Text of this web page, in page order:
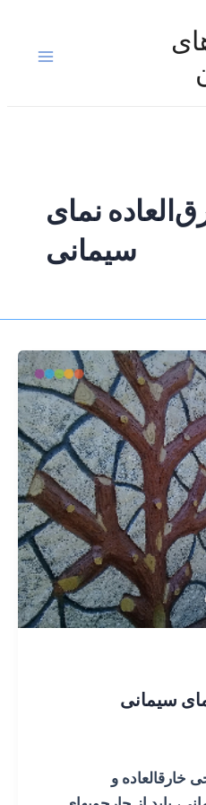
Main
نمای
سیمانی
سیمانی
خارقالعاده و